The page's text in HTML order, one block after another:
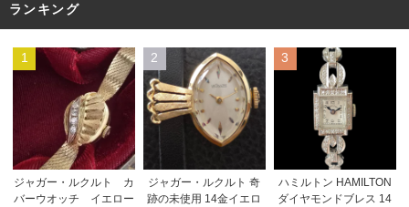
ランキング
1
ジャガー・ルクルト カ
バーウオッチ イエロー
2
ジャガー・ルクルト 奇
跡の未使用 14金イエロ
3
ハミルトン HAMILTON
ダイヤモンドブレス 14